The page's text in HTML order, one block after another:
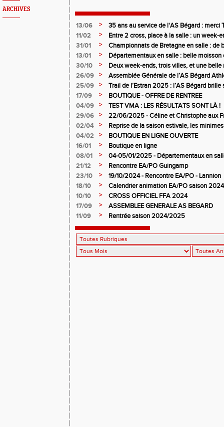
ARCHIVES
13/06 >
35 ans au service de l'AS Bégard : merci
11/02
>
Entre 2 cross, place à la salle : un week-
31/01
>
Championnats de Bretagne en salle : de
juniors filles de l’AS Bégard Athlétisme
13/01 >
Départementaux en salle : belle moisson
Bégard Athlétisme
30/10 >
Deux week-ends, trois villes, et une
pour l’AS Bégard !
26/09 >
Assemblée Générale de l’AS Bégard
25/09
>
Trail de l’Estran 2025 : l’AS Bégard brille
17/09
>
BOUTIQUE - OFFRE DE RENTREE
04/09
>
TEST VMA : LES RÉSULTATS SONT LÀ !
29/06
>
22/06/2025 - Céline et Christophe aux
02/04
>
Reprise de la saison estivale, les
04/02
>
BOUTIQUE EN LIGNE OUVERTE
16/01
>
Boutique en ligne
08/01
>
04-05/01/2025 - Départementaux en
21/12
>
Rencontre EA/PO Guingamp
23/10
>
19/10/2024 - Rencontre EA/PO - Lannion
18/10
>
Calendrier animation EA/PO saison
10/10
>
CROSS OFFICIEL FFA 2024
17/09
>
ASSEMBLEE GENERALE AS BEGARD
11/09
> Rentrée saison 2024/2025